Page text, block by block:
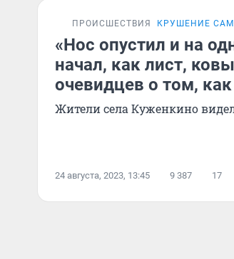
ПРОИСШЕСТВИЯ КРУШЕНИЕ
«Нос опустил и на
начал, как лист,
очевидцев о том,
Жители села Куженкино
24 августа, 2023, 13:45 9 387 17